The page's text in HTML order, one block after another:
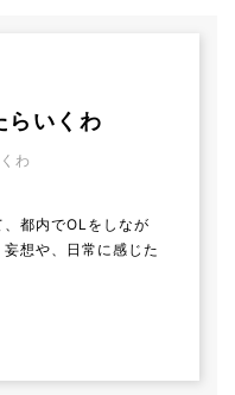
らいくわ
わ
都内でOLをしなが
想や、日常に感じた